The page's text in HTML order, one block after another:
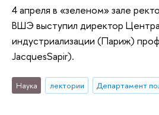
4 апреля в «зеленом» зале
ВШЭ выступил директор
индустриализации (Париж)
JacquesSapir).
Наука лектории Департамент